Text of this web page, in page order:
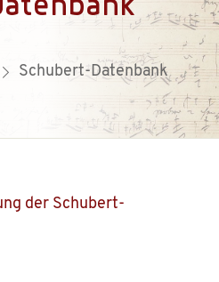
Schubert-Datenbank
der Schubert-